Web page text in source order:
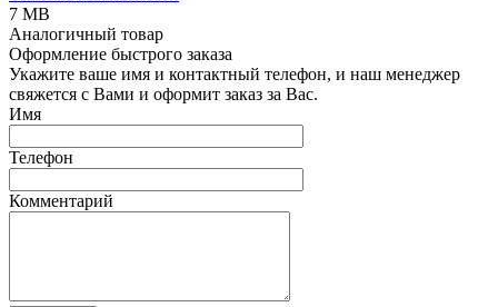
7 MB
Аналогичный товар
Оформление быстрого заказа
Укажите ваше имя и контактный телефон, и наш менеджер
свяжется с Вами и оформит заказ за Вас.
Имя
Телефон
Комментарий